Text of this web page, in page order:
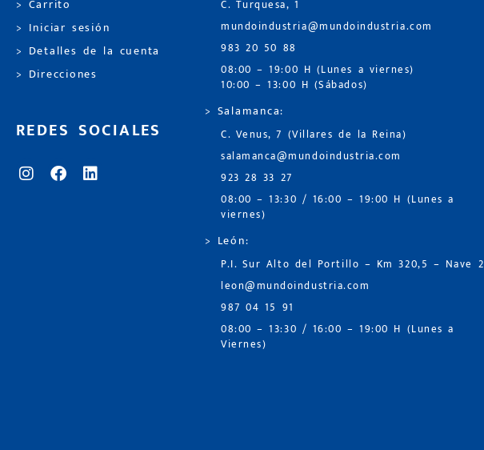
> Carrito
> Iniciar sesión
> Detalles de la cuenta
> Direcciones
REDES SOCIALES
C. Turquesa, 1
mundoindustria@mundoindustria.com
983 20 50 88
08:00 – 19:00 H (Lunes a viernes)
10:00 – 13:00 H (Sábados)
> Salamanca:
C. Venus, 7 (Villares de la Reina)
salamanca@mundoindustria.com
923 28 33 27
08:00 – 13:30 / 16:00 – 19:00 H (Lunes a
viernes)
> León:
P.I. Sur Alto del Portillo – Km 320,5 – Nave 2
leon@mundoindustria.com
987 04 15 91
08:00 – 13:30 / 16:00 – 19:00 H (Lunes a
Viernes)